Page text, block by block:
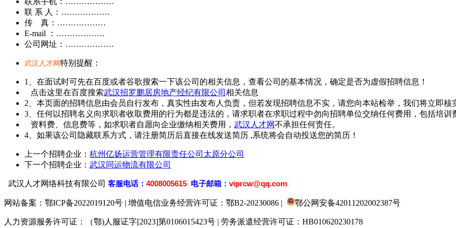
联 系 人：………………
传 真：………………
E-mail ：………………
公司网址：………………
武汉人才网 特别提醒：
1、在面试时可先在百度或者谷歌搜索一下该公司的相关信息，查看公司的基本情况，确定是否为虚假招聘信息！
点击这里在百度搜索武汉招罗鹏居房地产经纪有限公司 相关信息
2、本页面的招聘信息由会员自行发布，真实性由发布人负责，但若发现招聘信息不实，请您向本站检举，我们将立即核
3、任何以招聘名义向求职者收取费用的行为都是违法的，请求职者在求职过程中勿向招聘单位交纳任何费用，包括培训
资料费、信息费等，如求职者自愿向企业缴纳相关费用， 武汉人才网不承担任何责任。
4、如果该公司隐藏联系方式，请注册简历后直接在线发送简历 ,系统将会自动投送您的简历！
上一个招聘企业： 杭州亿扬运营管理有限责任公司太原分公司
下一个招聘企业： 武汉同运物流有限公司
武汉人才网络科技有限公司 客服电话： 4008005615 电子邮箱： viprcw@qq.com
网站备案： 鄂ICP备2022019120号 | 增值电信业务经营许可证：鄂B2-20230086 | 鄂公网安备42011202002387号
人力资源服务许可证：（鄂)人服证字[2023]第0106015423号 | 劳务派遣经营许可证：HB010620230178